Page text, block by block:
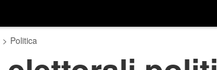
> Politica